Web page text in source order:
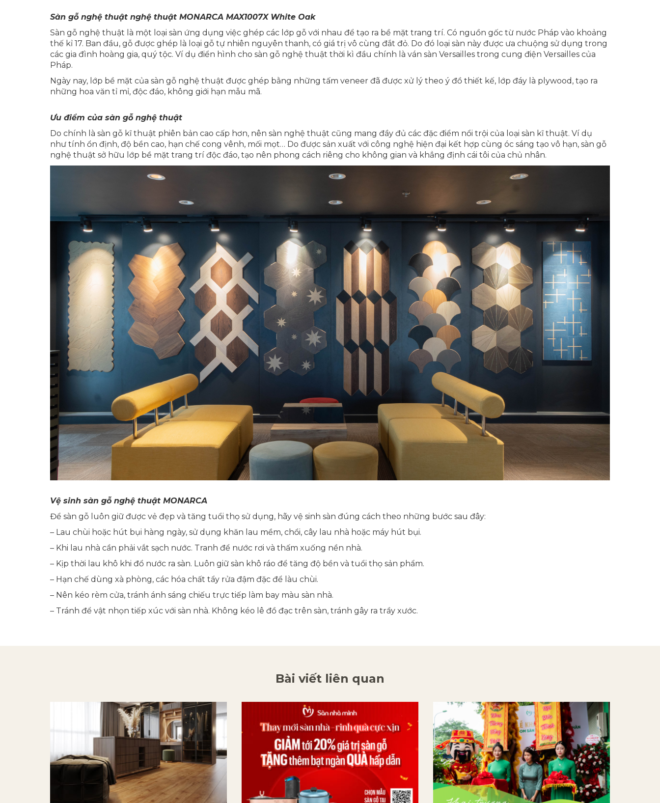
Sàn gỗ nghệ thuật nghệ thuật MONARCA MAX1007X White Oak
Sàn gỗ nghệ thuật là một loại sàn ứng dụng việc ghép các lớp gỗ với nhau để tạo ra bề mặt trang trí. Có nguồn gốc từ nước Pháp vào khoảng
thế kỉ 17. Ban đầu, gỗ được ghép là loại gỗ tự nhiên nguyên thanh, có giá trị vô cùng đắt đỏ. Do đó loại sàn này được ưa chuộng sử dụng trong
các gia đình hoàng gia, quý tộc. Ví dụ điển hình cho sàn gỗ nghệ thuật thời kì đầu chính là ván sàn Versailles trong cung điện Versailles của
Pháp.
Ngày nay, lớp bề mặt của sàn gỗ nghệ thuật được ghép bằng những tấm veneer đã được xử lý theo ý đồ thiết kế, lớp đáy là plywood, tạo ra
những hoa văn tỉ mỉ, độc đáo, không giới hạn mẫu mã.
Ưu điểm của sàn gỗ nghệ thuật
Do chính là sàn gỗ kĩ thuật phiên bản cao cấp hơn, nên sàn nghệ thuật cũng mang đầy đủ các đặc điểm nổi trội của loại sàn kĩ thuật. Ví dụ
như tính ổn định, độ bền cao, hạn chế cong vênh, mối mọt… Do được sản xuất với công nghệ hiện đại kết hợp cùng óc sáng tạo vô hạn, sàn gỗ
nghệ thuật sở hữu lớp bề mặt trang trí độc đáo, tạo nên phong cách riêng cho không gian và khẳng định cái tôi của chủ nhân.
Vệ sinh sàn gỗ nghệ thuật MONARCA
Để sàn gỗ luôn giữ được vẻ đẹp và tăng tuổi thọ sử dụng, hãy vệ sinh sàn đúng cách theo những bước sau đây:
– Lau chùi hoặc hút bụi hàng ngày, sử dụng khăn lau mềm, chổi, cây lau nhà hoặc máy hút bụi.
– Khi lau nhà cần phải vắt sạch nước. Tranh để nước rơi và thấm xuống nền nhà.
– Kịp thời lau khô khi đổ nước ra sàn. Luôn giữ sàn khô ráo để tăng độ bền và tuổi thọ sản phẩm.
– Hạn chế dùng xà phòng, các hóa chất tẩy rửa đậm đặc để làu chùi.
– Nên kéo rèm cửa, tránh ánh sáng chiếu trực tiếp làm bay màu sàn nhà.
– Tránh để vật nhọn tiếp xúc với sàn nhà. Không kéo lê đồ đạc trên sàn, tránh gây ra trầy xước.
Bài viết liên quan